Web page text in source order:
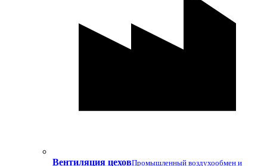
Вентиляция цеховПромышленный воздухообмен и